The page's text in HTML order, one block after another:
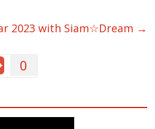
2023 with Siam☆Dream →
0